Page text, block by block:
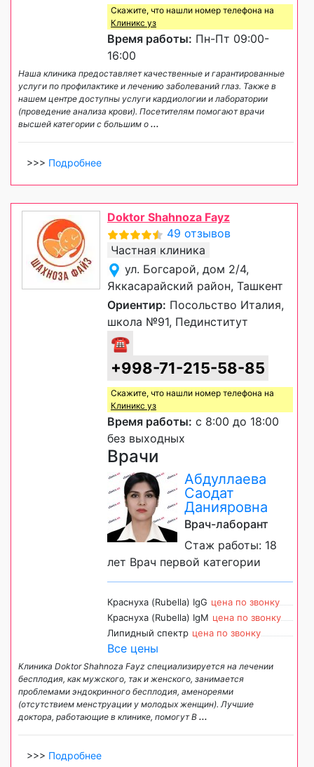
Скажите, что нашли номер телефона на
Клиникс уз
Время работы: Пн-Пт 09:00-
16:00
Наша клиника предоставляет качественные и гарантированные
услуги по профилактике и лечению заболеваний глаз. Также в
нашем центре доступны услуги кардиологии и лаборатории
(проведение анализа крови). Посетителям помогают врачи
высшей категории с большим о ...
>>> Подробнее
Doktor Shahnoza Fayz
49 отзывов
Частная клиника
ул. Богсарой, дом 2/4,
Яккасарайский район, Ташкент
Ориентир: Посольство Италия,
школа №91, Пединститут
☎
+998-71-215-58-85
Скажите, что нашли номер телефона на
Клиникс уз
Время работы: с 8:00 до 18:00
без выходных
Врачи
Абдуллаева
Саодат
Данияровна
Врач-лаборант
Стаж работы: 18
лет Врач первой категории
Краснуха (Rubella) IgG цена по звонку
Краснуха (Rubella) IgM цена по звонку
Липидный спектр цена по звонку
Все цены
Клиника Doktor Shahnoza Fayz специализируется на лечении
бесплодия, как мужского, так и женского, занимается
проблемами эндокринного бесплодия, аменореями
(отсутствием менструации у молодых женщин). Лучшие
доктора, работающие в клинике, помогут В ...
>>> Подробнее